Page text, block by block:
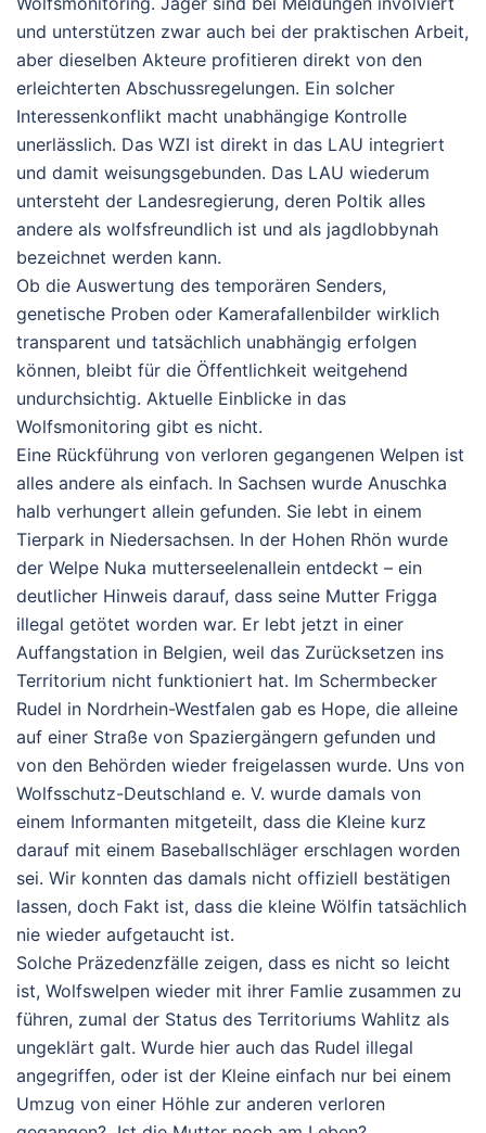
und unterstützen zwar auch bei der praktischen Arbeit,
aber dieselben Akteure profitieren direkt von den
erleichterten Abschussregelungen. Ein solcher
Interessenkonflikt macht unabhängige Kontrolle
unerlässlich. Das WZI ist direkt in das LAU integriert
und damit weisungsgebunden. Das LAU wiederum
untersteht der Landesregierung, deren Poltik alles
andere als wolfsfreundlich ist und als jagdlobbynah
bezeichnet werden kann.
Ob die Auswertung des temporären Senders,
genetische Proben oder Kamerafallenbilder wirklich
transparent und tatsächlich unabhängig erfolgen
können, bleibt für die Öffentlichkeit weitgehend
undurchsichtig. Aktuelle Einblicke in das
Wolfsmonitoring gibt es nicht.
Eine Rückführung von verloren gegangenen Welpen ist
alles andere als einfach. In Sachsen wurde Anuschka
halb verhungert allein gefunden. Sie lebt in einem
Tierpark in Niedersachsen. In der Hohen Rhön wurde
der Welpe Nuka mutterseelenallein entdeckt – ein
deutlicher Hinweis darauf, dass seine Mutter Frigga
illegal getötet worden war. Er lebt jetzt in einer
Auffangstation in Belgien, weil das Zurücksetzen ins
Territorium nicht funktioniert hat. Im Schermbecker
Rudel in Nordrhein-Westfalen gab es Hope, die alleine
auf einer Straße von Spaziergängern gefunden und
von den Behörden wieder freigelassen wurde. Uns von
Wolfsschutz-Deutschland e. V. wurde damals von
einem Informanten mitgeteilt, dass die Kleine kurz
darauf mit einem Baseballschläger erschlagen worden
sei. Wir konnten das damals nicht offiziell bestätigen
lassen, doch Fakt ist, dass die kleine Wölfin tatsächlich
nie wieder aufgetaucht ist.
Solche Präzedenzfälle zeigen, dass es nicht so leicht
ist, Wolfswelpen wieder mit ihrer Famlie zusammen zu
führen, zumal der Status des Territoriums Wahlitz als
ungeklärt galt. Wurde hier auch das Rudel illegal
angegriffen, oder ist der Kleine einfach nur bei einem
Umzug von einer Höhle zur anderen verloren